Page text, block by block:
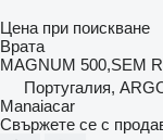
Цена при поискване
Врата
MAGNUM 500,SEM
Португалия,
Manaiacar
Свържете се с